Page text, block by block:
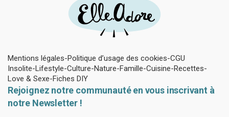
Mentions légales Politique d’usage des cookies CGU
Insolite Lifestyle Culture Nature Famille Cuisine Recettes
Love & Sexe Fiches DIY
Rejoignez notre communauté en vous inscrivant à
notre Newsletter !